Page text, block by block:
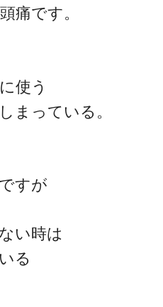
痛です。
使う
まっている。
すが
い時は
る